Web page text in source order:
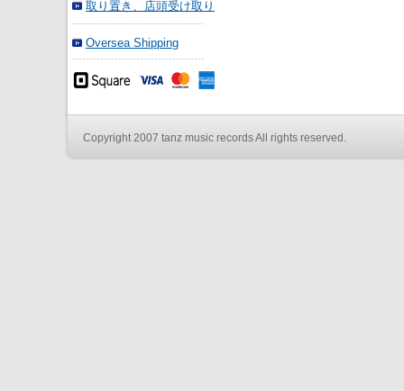
取り置き、店頭受け取り
Oversea Shipping
Copyright 2007 tanz music records All rights reserved.